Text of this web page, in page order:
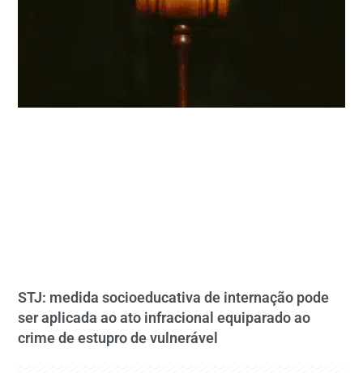
STJ: medida socioeducativa de internação pode
ser aplicada ao ato infracional equiparado ao
crime de estupro de vulnerável